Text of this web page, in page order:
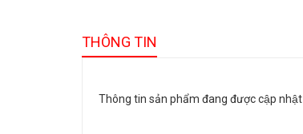
THÔNG TIN
Thông tin sản phẩm đang được cập nhật